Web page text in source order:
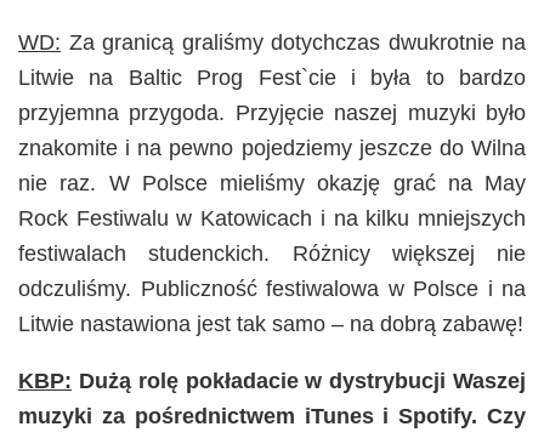
WD: Za granicą graliśmy dotychczas dwukrotnie na
Litwie na Baltic Prog Fest`cie i była to bardzo
przyjemna przygoda. Przyjęcie naszej muzyki było
znakomite i na pewno pojedziemy jeszcze do Wilna
nie raz. W Polsce mieliśmy okazję grać na May
Rock Festiwalu w Katowicach i na kilku mniejszych
festiwalach studenckich. Różnicy większej nie
odczuliśmy. Publiczność festiwalowa w Polsce i na
Litwie nastawiona jest tak samo – na dobrą zabawę!
KBP: Dużą rolę pokładacie w dystrybucji Waszej
muzyki za pośrednictwem iTunes i Spotify. Czy